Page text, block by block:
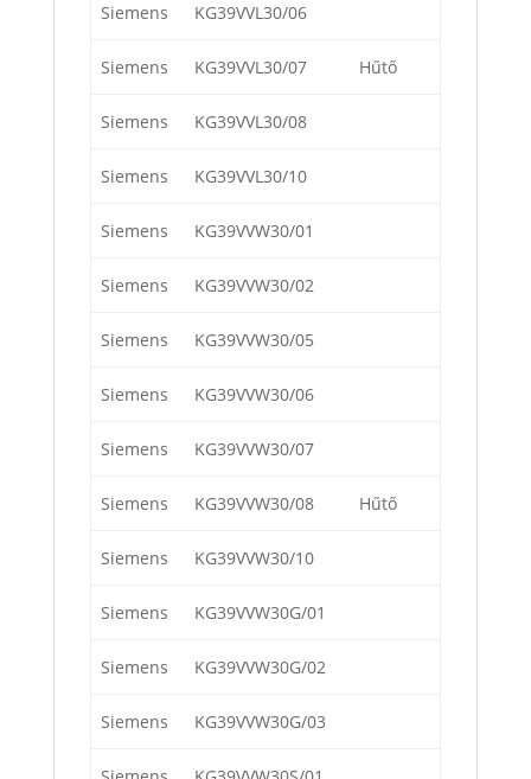
Siemens KG39VVL30/06
Siemens KG39VVL30/07 Hűtő
Siemens KG39VVL30/08
Siemens KG39VVL30/10
Siemens KG39VVW30/01
Siemens KG39VVW30/02
Siemens KG39VVW30/05
Siemens KG39VVW30/06
Siemens KG39VVW30/07
Siemens KG39VVW30/08 Hűtő
Siemens KG39VVW30/10
Siemens KG39VVW30G/01
Siemens KG39VVW30G/02
Siemens KG39VVW30G/03